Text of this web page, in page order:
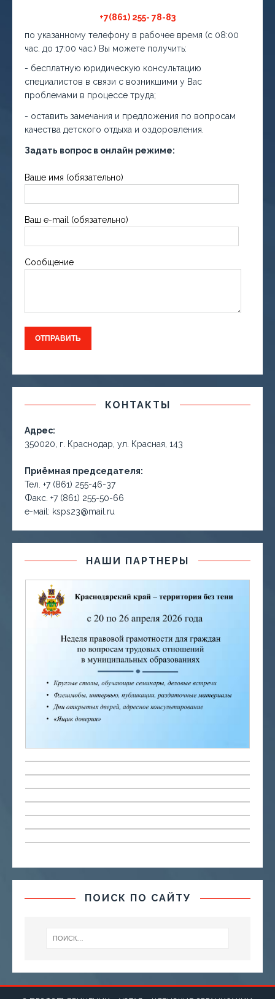
+7(861) 255- 78-83
по указанному телефону в рабочее время (с 08:00
час. до 17:00 час.) Вы можете получить:
- бесплатную юридическую консультацию
специалистов в связи с возникшими у Вас
проблемами в процессе труда;
- оставить замечания и предложения по вопросам
качества детского отдыха и оздоровления.
Задать вопрос в онлайн режиме:
Ваше имя (обязательно)
Ваш e-mail (обязательно)
Сообщение
КОНТАКТЫ
Адрес:
350020, г. Краснодар, ул. Красная, 143
Приёмная председателя:
Тел. +7 (861) 255-46-37
Факс. +7 (861) 255-50-66
е-маil: ksps23@mail.ru
НАШИ ПАРТНЕРЫ
ПОИСК ПО САЙТУ